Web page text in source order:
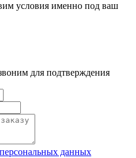
условия именно под ваш
для подтверждения
данных